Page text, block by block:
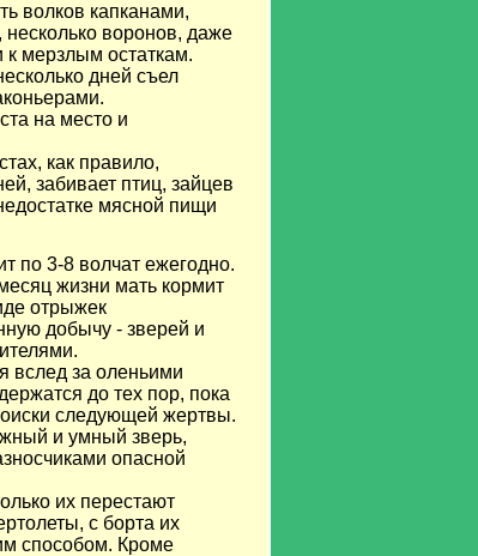
волков капканами,
воронов, даже
мерзлым остаткам.
дней съел
на место и
как правило,
забивает птиц, зайцев
мясной пищи
по 3-8 волчат ежегодно.
жизни мать кормит
отрыжек
добычу - зверей и
вслед за оленьими
до тех пор, пока
следующей жертвы.
и умный зверь,
опасной
их перестают
с борта их
способом. Кроме